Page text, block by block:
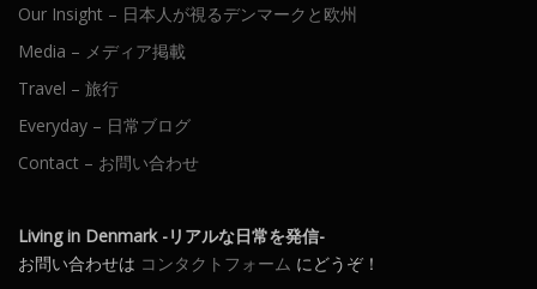
Our Insight – 日本人が視るデンマークと欧州
Media – メディア掲載
Travel – 旅行
Everyday – 日常ブログ
Contact – お問い合わせ
Living in Denmark -リアルな日常を発信-
お問い合わせは コンタクトフォーム にどうぞ！